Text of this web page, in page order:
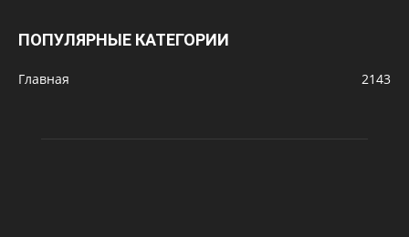
ПОПУЛЯРНЫЕ КАТЕГОРИИ
Главная 2143